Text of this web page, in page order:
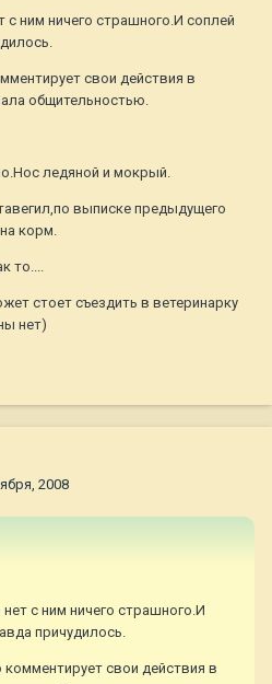
с ним ничего страшного.И соплей
свои действия в
общительностью.
ледяной и мокрый.
выписке предыдущего
корм.
то....
стоет съездить в ветеринарку
нет)
2008
с ним ничего страшного.И
причудилось.
свои действия в